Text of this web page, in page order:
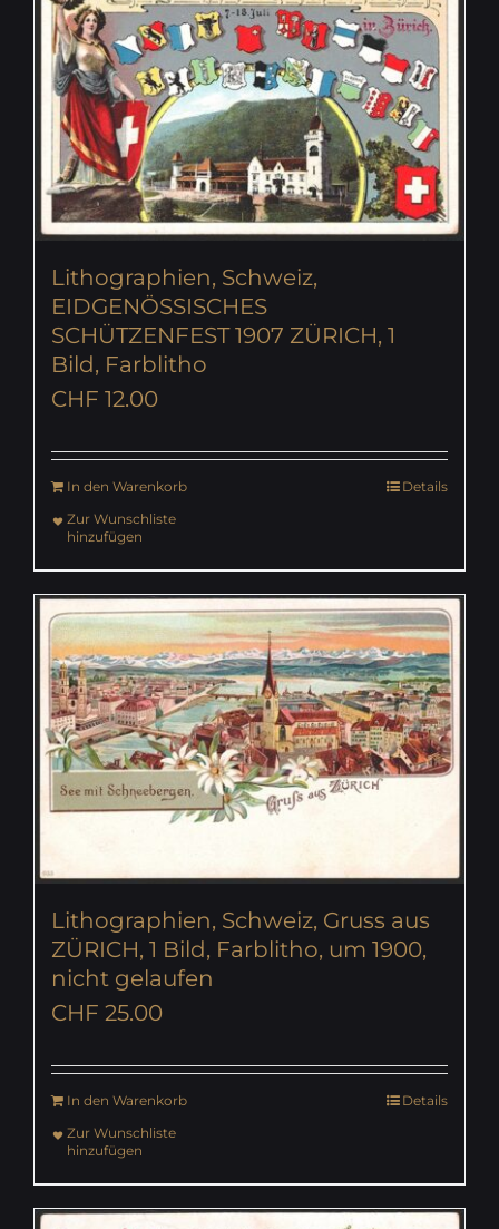
Lithographien, Schweiz,
EIDGENÖSSISCHES
SCHÜTZENFEST 1907 ZÜRICH, 1
Bild, Farblitho
CHF 12.00
In den Warenkorb
Details
Zur Wunschliste
hinzufügen
Lithographien, Schweiz, Gruss aus
ZÜRICH, 1 Bild, Farblitho, um 1900,
nicht gelaufen
CHF 25.00
In den Warenkorb
Details
Zur Wunschliste
hinzufügen